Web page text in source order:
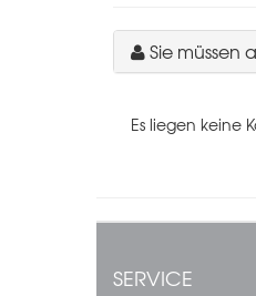
Sie müssen
Es liegen keine
SERVICE